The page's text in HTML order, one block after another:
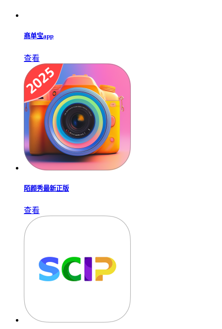
商单宝app
查看
陌颜秀最新正版
查看